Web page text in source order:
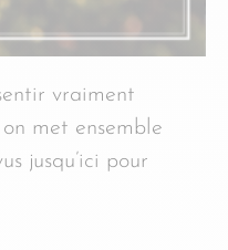
vraiment
met ensemble
jusqu’ici pour